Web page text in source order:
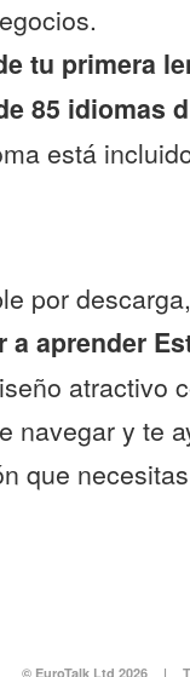
tu primera
85 idiomas
está
por
a aprender
atractivo
navegar y te
que
© EuroTalk Ltd 2026 |